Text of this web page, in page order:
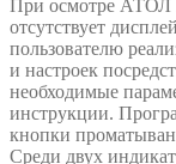
При осмотре АТОЛ
отсутствует
пользователю
и настроек
необходимые
инструкции.
кнопки
Среди двух